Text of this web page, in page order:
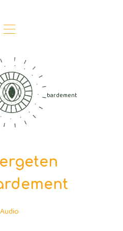
,
vergeten bombardement
Audio